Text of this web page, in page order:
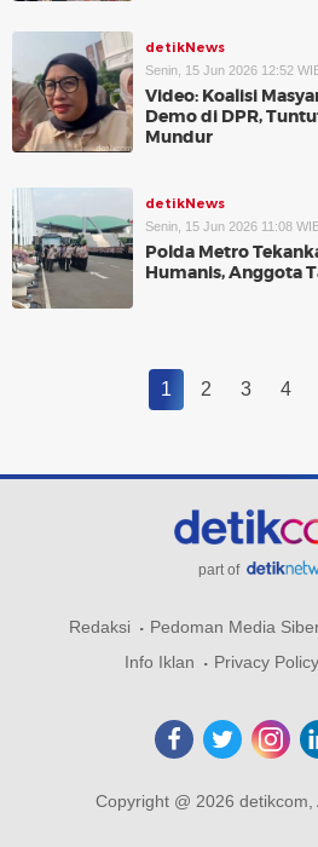
detikNews
Senin, 15 Jun 2026 12:52
Video: Koalisi
Demo di DPR,
Mundur
detikNews
Senin, 15 Jun 2026 11:08
Polda Metro
Humanis, Anggota
1 2 3 4
part of
Redaksi Pedoman Media
Info Iklan
Privacy Policy
Copyright @ 2026 detikcom,